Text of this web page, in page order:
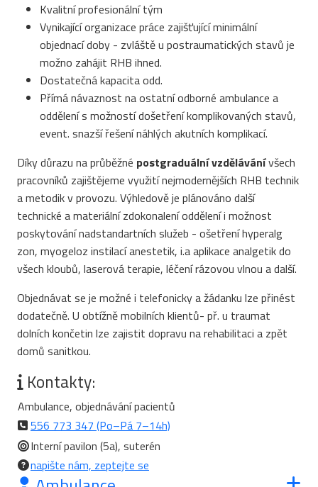
Kvalitní profesionální tým
Vynikající organizace práce zajišťující minimální
objednací doby - zvláště u postraumatických stavů je
možno zahájit RHB ihned.
Dostatečná kapacita odd.
Přímá návaznost na ostatní odborné ambulance a
oddělení s možností došetření komplikovaných stavů,
event. snazší řešení náhlých akutních komplikací.
Díky důrazu na průběžné postgraduální vzdělávánívšech
pracovníků zajištějeme využití nejmodernějších RHB technik
a metodik v provozu. Výhledově je plánováno další
technické a materiální zdokonalení oddělení i možnost
poskytování nadstandartních služeb - ošetření hyperalg
zon, myogeloz instilací anestetik, i.a aplikace analgetik do
všech kloubů, laserová terapie, léčení rázovou vlnou a další.
Objednávat se je možné i telefonicky a žádanku lze přinést
dodatečně. U obtížně mobilních klientů- př. u traumat
dolních končetin lze zajistit dopravu na rehabilitaci a zpět
domů sanitkou.
Kontakty:
Ambulance, objednávání pacientů
556 773 347 (Po–Pá 7–14h)
Interní pavilon (5a), suterén
napište nám, zeptejte se